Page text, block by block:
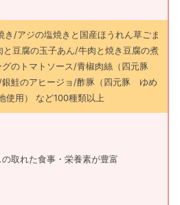
き/アジの塩焼きと国産ほうれん草ごま
豆腐の玉子あん/牛肉と焼き豆腐の煮
のトマトソース/青椒肉絲（四元豚
銀鮭のアヒージョ/酢豚（四元豚 ゆめ
使用） など100種類以上
取れた食事・栄養素が豊富